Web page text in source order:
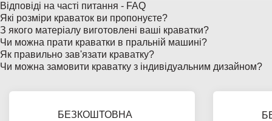
Відповіді на часті питання - FAQ
Які розміри краваток ви пропонуєте?
З якого матеріалу виготовлені ваші краватки?
Чи можна прати краватки в пральній машині?
Як правильно зав'язати краватку?
Чи можна замовити краватку з індивідуальним дизайном?
БЕЗКОШТОВНА